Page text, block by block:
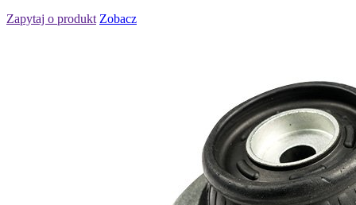
Zapytaj o produkt Zobacz